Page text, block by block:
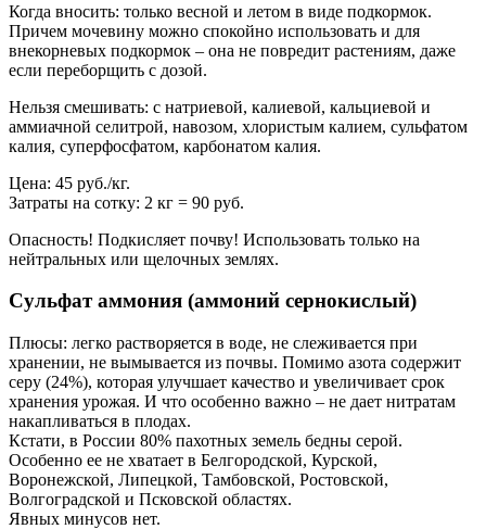
Когда вносить: только весной и летом в виде подкормок.
Причем мочевину можно спокойно использовать и для
внекорневых подкормок – она не повредит растениям, даже
если переборщить с дозой.
Нельзя смешивать: с натриевой, калиевой, кальциевой и
аммиачной селитрой, навозом, хлористым калием, сульфатом
калия, суперфосфатом, карбонатом калия.
Цена: 45 руб./кг.
Затраты на сотку: 2 кг = 90 руб.
Опасность! Подкисляет почву! Использовать только на
нейтральных или щелочных землях.
Сульфат аммония (аммоний сернокислый)
Плюсы: легко растворяется в воде, не слеживается при
хранении, не вымывается из почвы. Помимо азота содержит
серу (24%), которая улучшает качество и увеличивает срок
хранения урожая. И что особенно важно – не дает нитратам
накапливаться в плодах.
Кстати, в России 80% пахотных земель бедны серой.
Особенно ее не хватает в Белгородской, Курской,
Воронежской, Липецкой, Тамбовской, Ростовской,
Волгоградской и Псковской областях.
Явных минусов нет.